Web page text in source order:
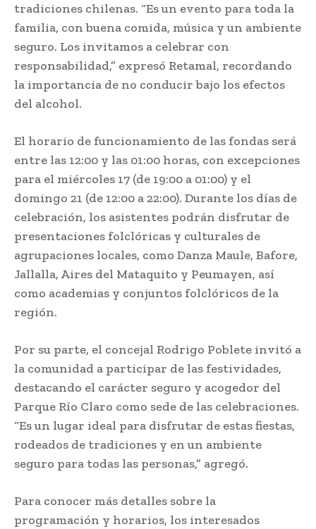
tradiciones chilenas. “Es un evento para toda la
familia, con buena comida, música y un ambiente
seguro. Los invitamos a celebrar con
responsabilidad,” expresó Retamal, recordando
la importancia de no conducir bajo los efectos
del alcohol.
El horario de funcionamiento de las fondas será
entre las 12:00 y las 01:00 horas, con excepciones
para el miércoles 17 (de 19:00 a 01:00) y el
domingo 21 (de 12:00 a 22:00). Durante los días de
celebración, los asistentes podrán disfrutar de
presentaciones folclóricas y culturales de
agrupaciones locales, como Danza Maule, Bafore,
Jallalla, Aires del Mataquito y Peumayen, así
como academias y conjuntos folclóricos de la
región.
Por su parte, el concejal Rodrigo Poblete invitó a
la comunidad a participar de las festividades,
destacando el carácter seguro y acogedor del
Parque Río Claro como sede de las celebraciones.
“Es un lugar ideal para disfrutar de estas fiestas,
rodeados de tradiciones y en un ambiente
seguro para todas las personas,” agregó.
Para conocer más detalles sobre la
programación y horarios, los interesados